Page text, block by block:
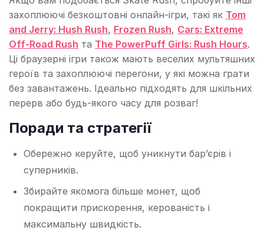
захоплюючі безкоштовні онлайн-ігри, такі як Tom
and Jerry: Hush Rush, Frozen Rush, Cars: Extreme
Off-Road Rush та The PowerPuff Girls: Rush Hours.
Ці браузерні ігри також мають веселих мультяшних
героїв та захоплюючі перегони, у які можна грати
без завантажень. Ідеально підходять для шкільних
перерв або будь-якого часу для розваг!
Поради та стратегії
Обережно керуйте, щоб уникнути бар’єрів і
суперників.
Збирайте якомога більше монет, щоб
покращити прискорення, керованість і
максимальну швидкість.